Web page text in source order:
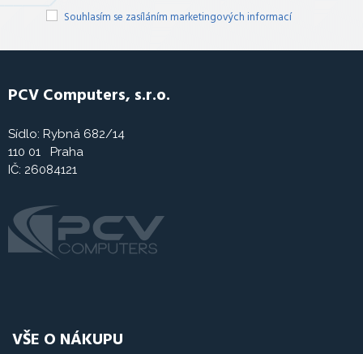
Souhlasím se zasíláním marketingových informací
PCV Computers, s.r.o.
Sídlo: Rybná 682/14
110 01 Praha
IČ: 26084121
VŠE O NÁKUPU